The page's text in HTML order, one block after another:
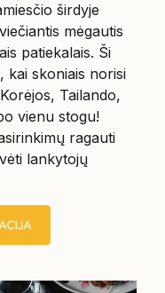
širdyje
mėgautis
patiekalais. Ši
kai skoniais norisi
Tailando,
vienu stogu!
ragauti
lankytojų